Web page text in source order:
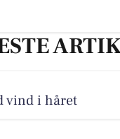
vind i håret